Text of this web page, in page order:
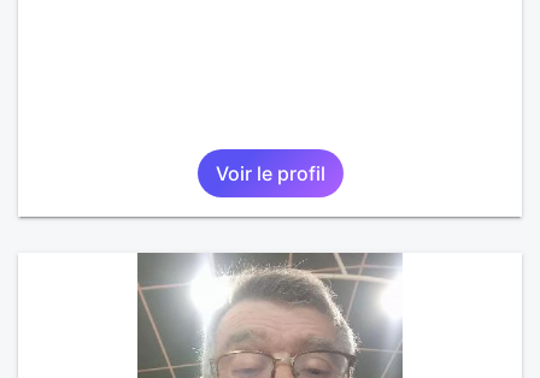
Voir le profil